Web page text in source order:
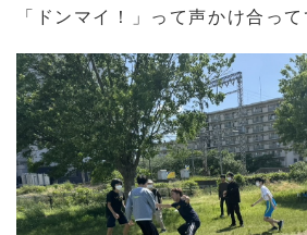
「ドンマイ！」って声かけ合っ